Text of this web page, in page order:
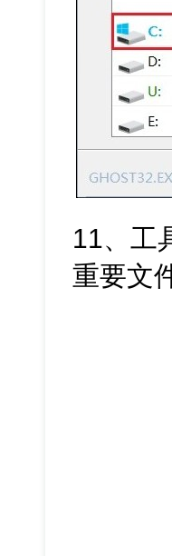
11、工
重要文